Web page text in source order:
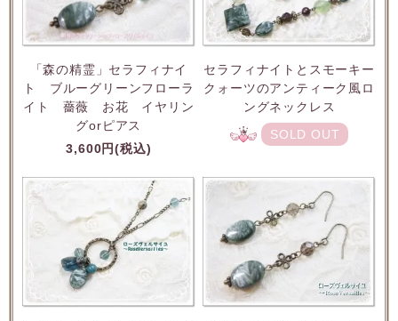
「森の精霊」セラフィナイ
ト ブルーグリーンフローラ
イト 薔薇 お花 イヤリン
グorピアス
3,600円(税込)
セラフィナイトとスモーキー
クォーツのアンティーク風ロ
ングネックレス
SOLD OUT